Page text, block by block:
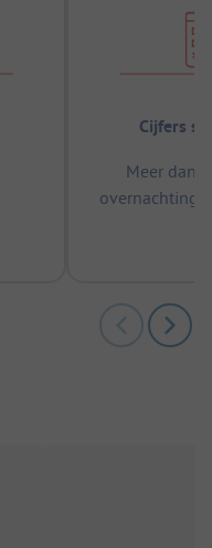
Cijfers
Meer dan